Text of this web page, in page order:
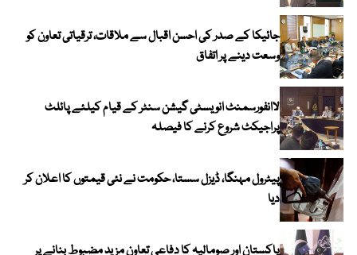
جائیکا کے صدر کی احسن اقبال سے ملاقات، ترقیاتی تعاون کو
وسعت دینے پر اتفاق
لاانفورسمنٹ انویسٹی گیشن سنٹر کے قیام کیلئے پائلٹ
پراجیکٹ شروع کرنے کا فیصلہ
پیٹرول مہنگا، ڈیزل سستا، حکومت نے نئی قیمتوں کا اعلان کر
دیا
پاکستان اور صومالیہ کا دفاعی تعاون مزید مضبوط بنانے پر